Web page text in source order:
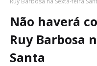
Não haverá
Ruy Barbosa
Santa